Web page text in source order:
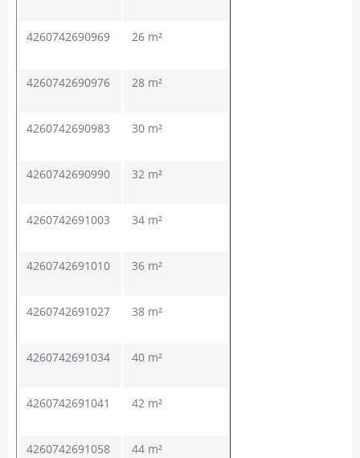
4260742690969 26 m²
4260742690976 28 m²
4260742690983 30 m²
4260742690990 32 m²
4260742691003 34 m²
4260742691010 36 m²
4260742691027 38 m²
4260742691034 40 m²
4260742691041 42 m²
4260742691058 44 m²